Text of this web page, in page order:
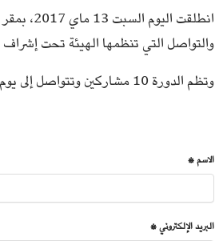
انطلقت
والتواصل التي تنظمها الهيئة تحت
وتظم الدورة 10 مشاركين وتتواصل إلى يوم غد الاحد 14 من نفس الشهر.
الاسم *
البريد الإلكتروني *